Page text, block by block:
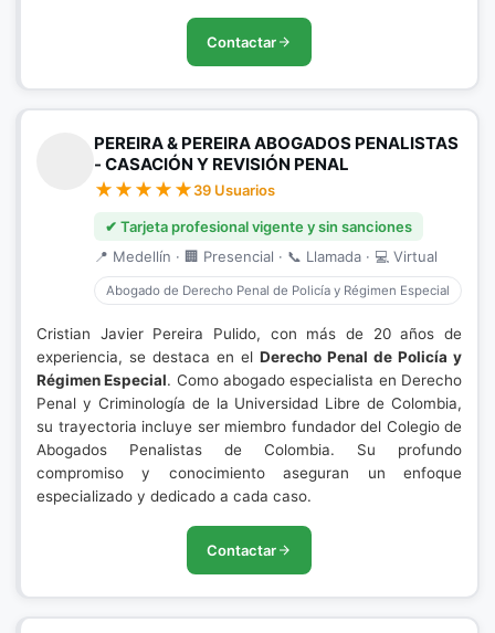
Contactar
PEREIRA & PEREIRA ABOGADOS PENALISTAS
- CASACIÓN Y REVISIÓN PENAL
39 Usuarios
✔ Tarjeta profesional vigente y sin sanciones
📍 Medellín · 🏢 Presencial · 📞 Llamada · 💻 Virtual
Abogado de Derecho Penal de Policía y Régimen Especial
Cristian Javier Pereira Pulido, con más de 20 años de
experiencia, se destaca en el Derecho Penal de Policía y
Régimen Especial. Como abogado especialista en Derecho
Penal y Criminología de la Universidad Libre de Colombia,
su trayectoria incluye ser miembro fundador del Colegio de
Abogados Penalistas de Colombia. Su profundo
compromiso y conocimiento aseguran un enfoque
especializado y dedicado a cada caso.
Contactar